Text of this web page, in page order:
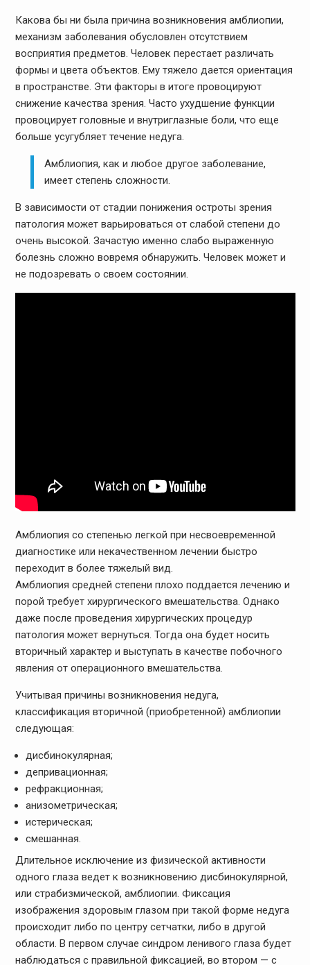
Какова бы ни была причина возникновения амблиопии,
механизм заболевания обусловлен отсутствием
восприятия предметов. Человек перестает различать
формы и цвета объектов. Ему тяжело дается ориентация
в пространстве. Эти факторы в итоге провоцируют
снижение качества зрения. Часто ухудшение функции
провоцирует головные и внутриглазные боли, что еще
больше усугубляет течение недуга.
Амблиопия, как и любое другое заболевание,
имеет степень сложности.
В зависимости от стадии понижения остроты зрения
патология может варьироваться от слабой степени до
очень высокой. Зачастую именно слабо выраженную
болезнь сложно вовремя обнаружить. Человек может и
не подозревать о своем состоянии.
Амблиопия со степенью легкой при несвоевременной
диагностике или некачественном лечении быстро
переходит в более тяжелый вид.
Амблиопия средней степени плохо поддается лечению и
порой требует хирургического вмешательства. Однако
даже после проведения хирургических процедур
патология может вернуться. Тогда она будет носить
вторичный характер и выступать в качестве побочного
явления от операционного вмешательства.
Учитывая причины возникновения недуга,
классификация вторичной (приобретенной) амблиопии
следующая:
дисбинокулярная;
депривационная;
рефракционная;
анизометрическая;
истерическая;
смешанная.
Длительное исключение из физической активности
одного глаза ведет к возникновению дисбинокулярной,
или страбизмической, амблиопии. Фиксация
изображения здоровым глазом при такой форме недуга
происходит либо по центру сетчатки, либо в другой
области. В первом случае синдром ленивого глаза будет
наблюдаться с правильной фиксацией, во втором — с